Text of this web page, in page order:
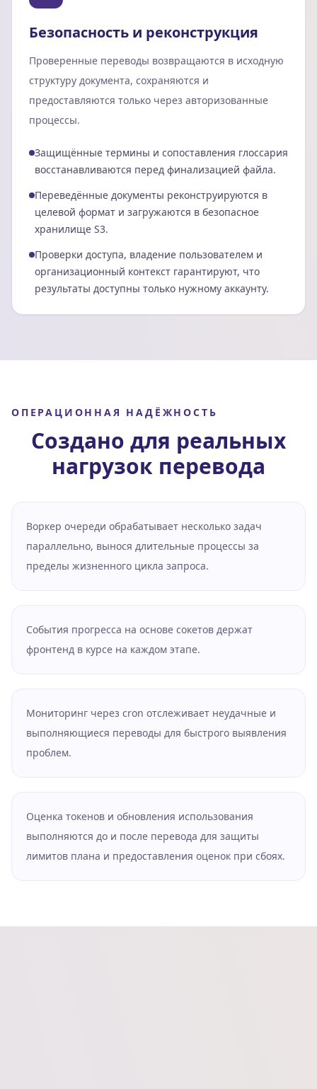
Безопасность и реконструкция
Проверенные переводы возвращаются в исходную
структуру документа, сохраняются и
предоставляются только через авторизованные
процессы.
Защищённые термины и сопоставления глоссария
восстанавливаются перед финализацией файла.
Переведённые документы реконструируются в
целевой формат и загружаются в безопасное
хранилище S3.
Проверки доступа, владение пользователем и
организационный контекст гарантируют, что
результаты доступны только нужному аккаунту.
ОПЕРАЦИОННАЯ НАДЁЖНОСТЬ
Создано для реальных
нагрузок перевода
Воркер очереди обрабатывает несколько задач
параллельно, вынося длительные процессы за
пределы жизненного цикла запроса.
События прогресса на основе сокетов держат
фронтенд в курсе на каждом этапе.
Мониторинг через cron отслеживает неудачные и
выполняющиеся переводы для быстрого выявления
проблем.
Оценка токенов и обновления использования
выполняются до и после перевода для защиты
лимитов плана и предоставления оценок при сбоях.